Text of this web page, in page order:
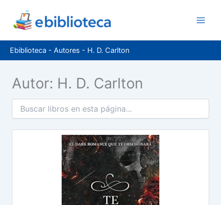
contenido
Ebiblioteca - Autores - H. D. Carlton
Autor: H. D. Carlton